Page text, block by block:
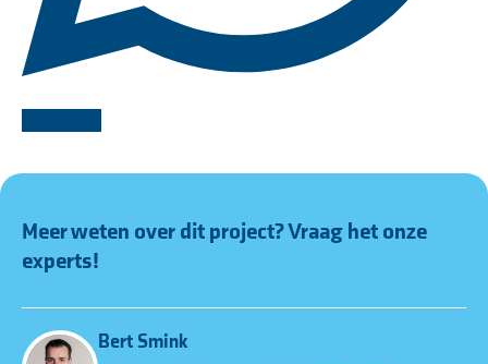
Meer weten over dit project? Vraag het onze
experts!
Bert Smink